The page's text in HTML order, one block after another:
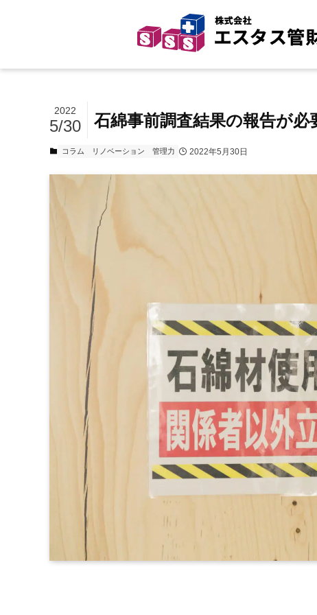
石綿事前調査結果の報告が必
2022
5/30
コラム リノベーション 管理力 2022年5月30日